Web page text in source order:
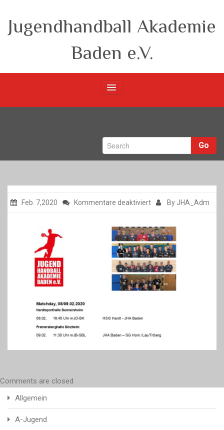
Jugendhandball Akademie
Baden e.V.
Berichte
Go
Feb. 7,2020 Kommentare deaktiviertfür By JHA_Adm
Comments are closed
Allgemein
A-Jugend